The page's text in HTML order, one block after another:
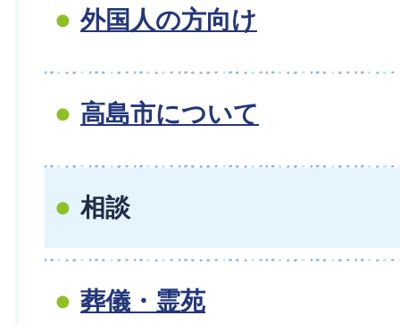
外国人の方向け
高島市について
相談
葬儀・霊苑